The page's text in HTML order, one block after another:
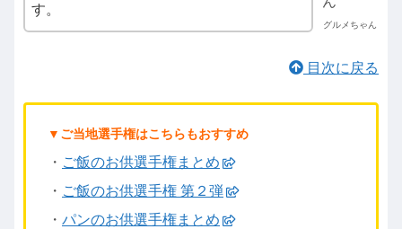
グルメちゃん
す。
目次に戻る
▼ご当地選手権はこちらもおすすめ
・ ご飯のお供選手権まとめ
・ ご飯のお供選手権 第２弾
・ パンのお供選手権まとめ